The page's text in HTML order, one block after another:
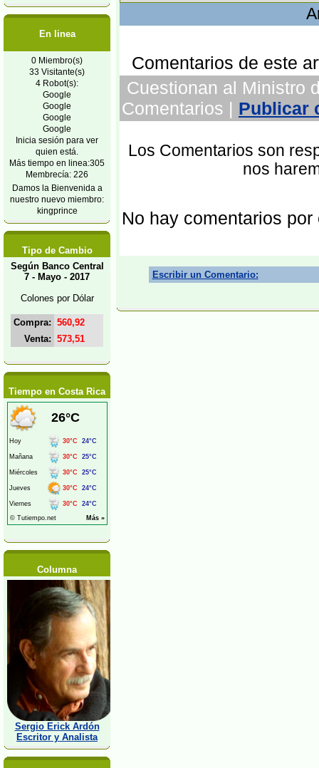
En linea
0 Miembro(s)
33 Visitante(s)
4 Robot(s):
Google
Google
Google
Google
Inicia sesión para ver
quien está.
Más tiempo en linea:305
Membrecía: 226
Damos la Bienvenida a
nuestro nuevo miembro:
kingprince
Tipo de Cambio
Según Banco Central
7 - Mayo - 2017
Colones por Dólar
Compra: 560,92
Venta: 573,51
Tiempo en Costa Rica
Columna
Sergio Erick Ardón
Escritor y Analista
Comentarios de este
Cuestionan al Ministro
Comentarios | Publicar
Los Comentarios son
nos
No hay comentarios por
Escribir un Comentario: